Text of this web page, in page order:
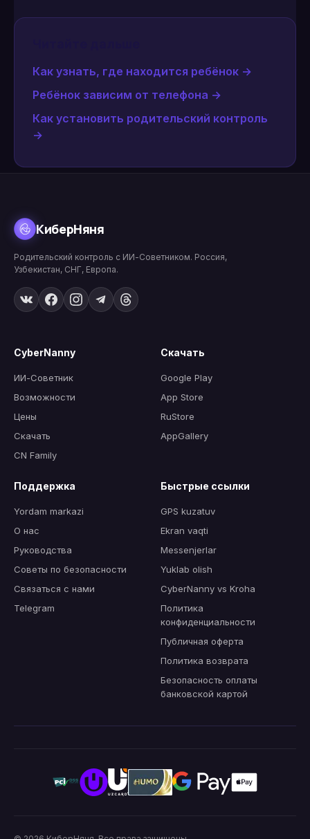
Как узнать, где находится ребёнок →
Ребёнок зависим от телефона →
Как установить родительский контроль
→
КиберНяня
Родительский контроль с ИИ-Советником. Россия,
Узбекистан, СНГ, Европа.
CyberNanny
ИИ-Советник
Возможности
Цены
Скачать
CN Family
Скачать
Google Play
App Store
RuStore
AppGallery
Поддержка
Yordam markazi
О нас
Руководства
Советы по безопасности
Связаться с нами
Telegram
Быстрые ссылки
GPS kuzatuv
Ekran vaqti
Messenjerlar
Yuklab olish
CyberNanny vs Kroha
Политика
конфиденциальности
Публичная оферта
Политика возврата
Безопасность оплаты
банковской картой